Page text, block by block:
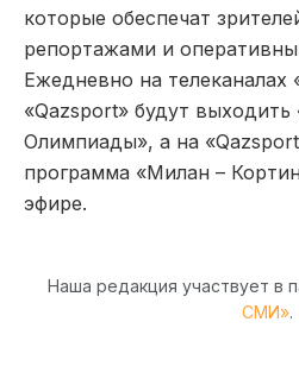
которые обеспечат
репортажами и
Ежедневно на телеканалах
«Qazsport» будут
Олимпиады», а на
программа «Милан –
эфире.
Наша редакция участвует в
СМИ».